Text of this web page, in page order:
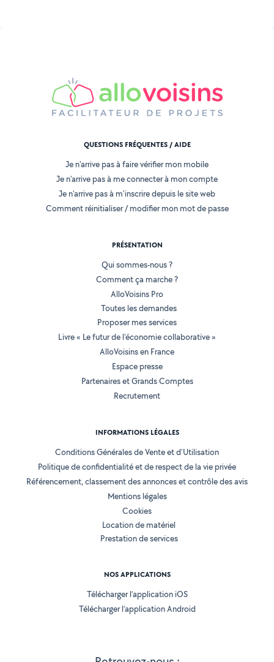
QUESTIONS FRÉQUENTES / AIDE
Je n'arrive pas à faire vérifier mon mobile
Je n'arrive pas à me connecter à mon compte
Je n'arrive pas à m'inscrire depuis le site web
Comment réinitialiser / modifier mon mot de passe
PRÉSENTATION
Qui sommes-nous ?
Comment ça marche ?
AlloVoisins Pro
Toutes les demandes
Proposer mes services
Livre « Le futur de l'économie collaborative »
AlloVoisins en France
Espace presse
Partenaires et Grands Comptes
Recrutement
INFORMATIONS LÉGALES
Conditions Générales de Vente et d'Utilisation
Politique de confidentialité et de respect de la vie privée
Référencement, classement des annonces et contrôle des avis
Mentions légales
Cookies
Location de matériel
Prestation de services
NOS APPLICATIONS
Télécharger l’application iOS
Télécharger l’application Android